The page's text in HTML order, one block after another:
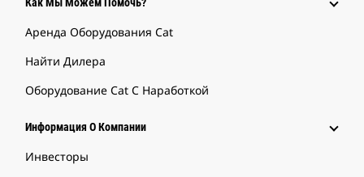
Аренда Оборудования Cat
Найти Дилера
Оборудование Cat С Наработкой
Информация О Компании
Инвесторы